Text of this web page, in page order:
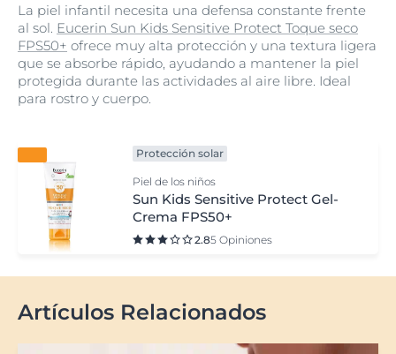
La piel infantil necesita una defensa constante frente
al sol. Eucerin Sun Kids Sensitive Protect Toque seco
FPS50+ ofrece muy alta protección y una textura ligera
que se absorbe rápido, ayudando a mantener la piel
protegida durante las actividades al aire libre. Ideal
para rostro y cuerpo.
Protección solar
Piel de los niños
Sun Kids Sensitive Protect Gel-
Crema FPS50+
2.85 Opiniones
Artículos Relacionados